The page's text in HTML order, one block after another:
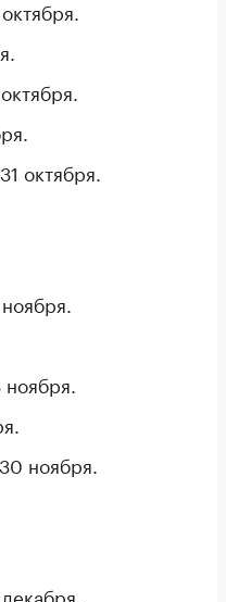
октября.
ноября.